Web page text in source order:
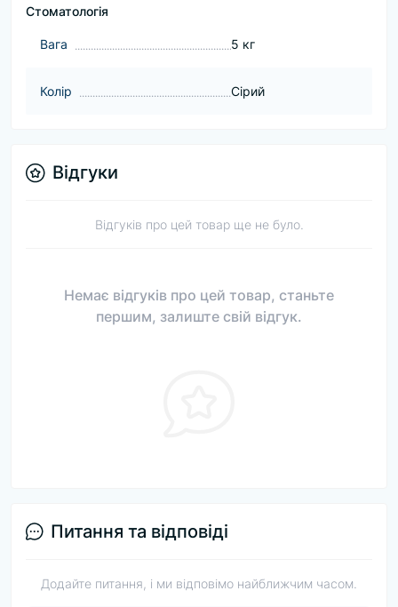
Стоматологія
Вага 5 кг
Колір Сірий
Відгуки
Відгуків про цей товар ще не було.
Немає відгуків про цей товар, станьте
першим, залиште свій відгук.
Питання та відповіді
Додайте питання, і ми відповімо найближчим часом.